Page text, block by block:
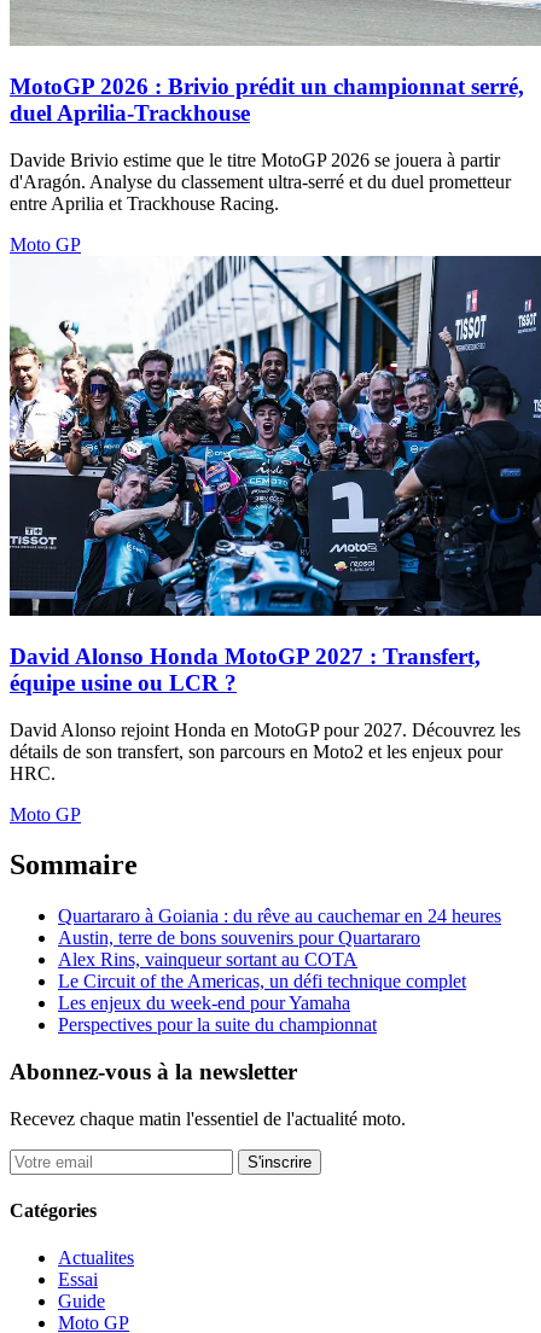
MotoGP 2026 : Brivio prédit un championnat serré,
duel Aprilia-Trackhouse
Davide Brivio estime que le titre MotoGP 2026 se jouera à partir
d'Aragón. Analyse du classement ultra-serré et du duel prometteur
entre Aprilia et Trackhouse Racing.
Moto GP
David Alonso Honda MotoGP 2027 : Transfert,
équipe usine ou LCR ?
David Alonso rejoint Honda en MotoGP pour 2027. Découvrez les
détails de son transfert, son parcours en Moto2 et les enjeux pour
HRC.
Moto GP
Sommaire
Quartararo à Goiania : du rêve au cauchemar en 24 heures
Austin, terre de bons souvenirs pour Quartararo
Alex Rins, vainqueur sortant au COTA
Le Circuit of the Americas, un défi technique complet
Les enjeux du week-end pour Yamaha
Perspectives pour la suite du championnat
Abonnez-vous à la newsletter
Recevez chaque matin l'essentiel de l'actualité moto.
S'inscrire
Catégories
Actualites
Essai
Guide
Moto GP